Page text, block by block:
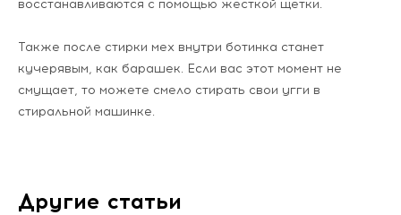
восстанавливаются с помощью жесткой щетки.
Также после стирки мех внутри ботинка станет
кучерявым, как барашек. Если вас этот момент не
смущает, то можете смело стирать свои угги в
стиральной машинке.
Другие статьи